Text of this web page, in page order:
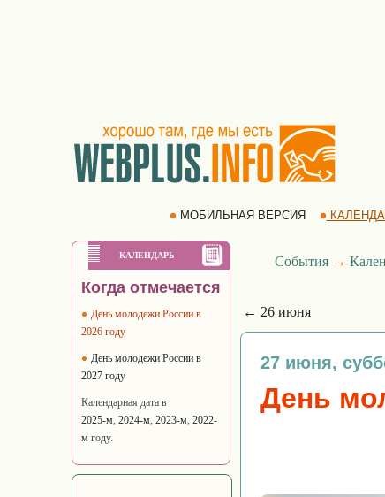
МОБИЛЬНАЯ ВЕРСИЯ
КАЛЕНДАРЬ
Когда отмечается
День молодежи России в
2026 году
День молодежи России в
2027 году
Календарная дата в
2025-м, 2024-м, 2023-м, 2022-
м году.
События→
← 26 июня
27 июня,
День